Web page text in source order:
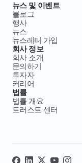
뉴스 및 이벤트
블로그
행사
뉴스
뉴스레터 가입
회사 정보
회사 소개
문의하기
투자자
커리어
법률
법률 개요
트러스트 센터